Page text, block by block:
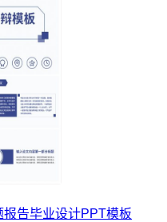
告毕业设计PPT模板